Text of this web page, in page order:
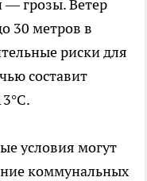
— грозы. Ветер
30 метров в
риски для
составит
условия могут
коммунальных